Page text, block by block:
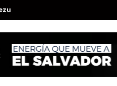
Aeropuerto Internacional del